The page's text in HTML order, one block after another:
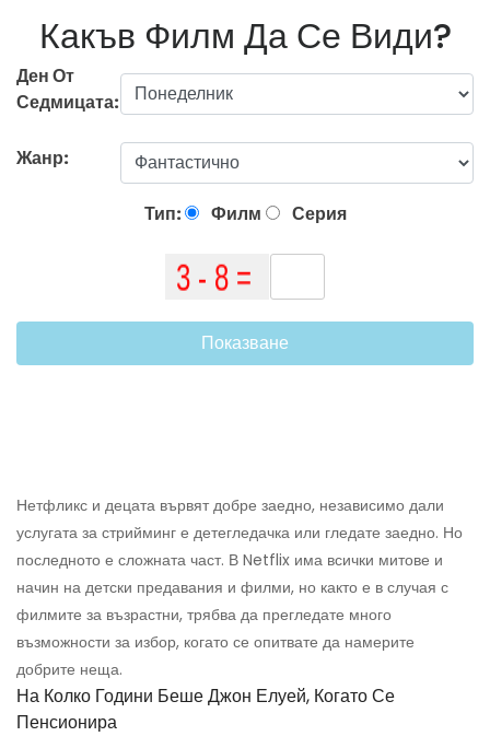
Какъв Филм Да Се Види?
Ден От
Седмицата:
Жанр:
Тип: Филм Серия
Показване
Нетфликс и децата вървят добре заедно, независимо дали
услугата за стрийминг е детегледачка или гледате заедно. Но
последното е сложната част. В Netflix има всички митове и
начин на детски предавания и филми, но както е в случая с
филмите за възрастни, трябва да прегледате много
възможности за избор, когато се опитвате да намерите
добрите неща.
На Колко Години Беше Джон Елуей, Когато Се
Пенсионира